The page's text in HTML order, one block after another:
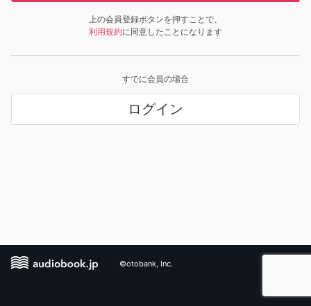
上の会員登録ボタンを押すことで、
利用規約に同意したことになります
すでに会員の場合
ログイン
©otobank, Inc.